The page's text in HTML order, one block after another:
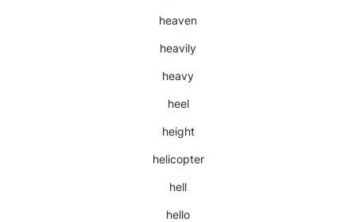
heaven
heavily
heavy
heel
height
helicopter
hell
hello